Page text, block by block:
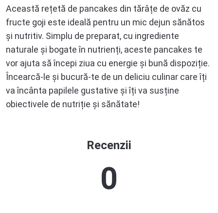
Această rețetă de pancakes din tărâțe de ovăz cu
fructe goji este ideală pentru un mic dejun sănătos
și nutritiv. Simplu de preparat, cu ingrediente
naturale și bogate în nutrienți, aceste pancakes te
vor ajuta să începi ziua cu energie și bună dispoziție.
Încearcă-le și bucură-te de un deliciu culinar care îți
va încânta papilele gustative și îți va susține
obiectivele de nutriție și sănătate!
Recenzii
0